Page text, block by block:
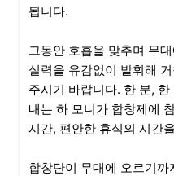
됩니다.
그동안 호흡을 맞추며 무
실력을 유감없이 발휘해
주시기 바랍니다. 한 분,
내는 하 모니가 합창제에
시간, 편안한 휴식의 시간
합창단이 무대에 오르기